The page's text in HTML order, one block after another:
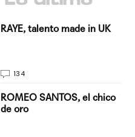
RAYE, talento made in UK
134
ROMEO SANTOS, el chico
de oro